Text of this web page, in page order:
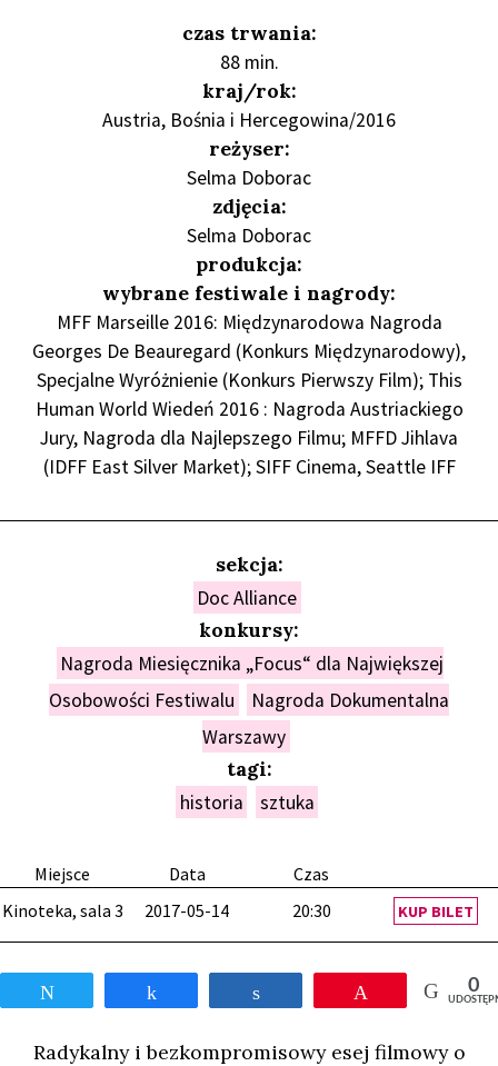
Miejsce Data
Czas
Kinoteka, sala 3
2017-05-14 20:30 KUP BILET
Przypnij 0
Radykalny i bezkompromisowy esej filmowy o
czas trwania:
88 min.
kraj/rok:
Austria, Bośnia i Hercegowina/2016
reżyser:
Selma Doborac
zdjęcia:
Selma Doborac
produkcja:
wybrane festiwale i nagrody:
MFF Marseille 2016: Międzynarodowa Nagroda
Georges De Beauregard (Konkurs Międzynarodowy),
Specjalne Wyróżnienie (Konkurs Pierwszy Film); This
Human World Wiedeń 2016 : Nagroda Austriackiego
Jury, Nagroda dla Najlepszego Filmu; MFFD Jihlava
(IDFF East Silver Market); SIFF Cinema, Seattle IFF
sekcja:
Doc Alliance
konkursy:
Nagroda Miesięcznika „Focus“ dla Największej
Osobowości Festiwalu
Nagroda Dokumentalna
Warszawy
tagi:
historia sztuka